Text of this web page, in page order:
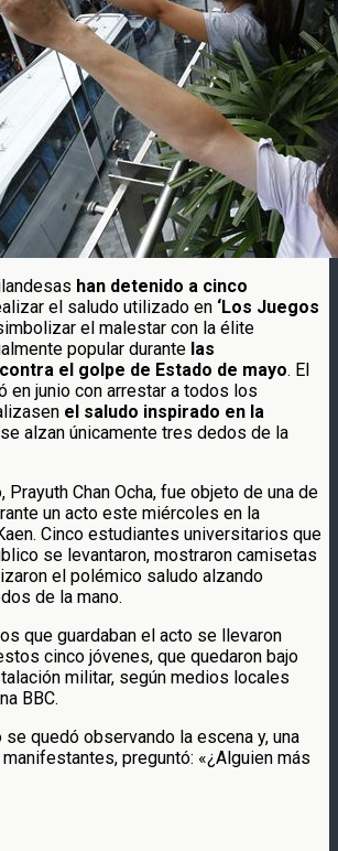
han detenido a cinco
el saludo utilizado en ‘Los Juegos
el malestar con la élite
popular durante las
el golpe de Estado de mayo. El
en junio con arrestar a todos los
el saludo inspirado en la
alzan únicamente tres dedos de la
Chan Ocha, fue objeto de una de
un acto este miércoles en la
Cinco estudiantes universitarios que
se levantaron, mostraron camisetas
el polémico saludo alzando
de la mano.
que guardaban el acto se llevaron
cinco jóvenes, que quedaron bajo
militar, según medios locales
BBC.
quedó observando la escena y, una
preguntó: «¿Alguien más